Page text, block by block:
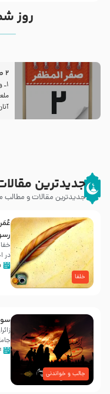
روز
2 صفرالمظفر
جدیدترین
جدیدترین مقالات و مطالب
خلفا
در
جالب و خواندنی